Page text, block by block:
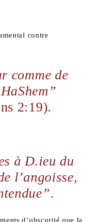
contre
2:19).
l’angoisse,
.
d’obscurité que la